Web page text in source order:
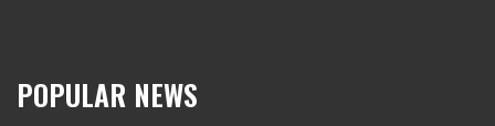
POPULAR NEWS